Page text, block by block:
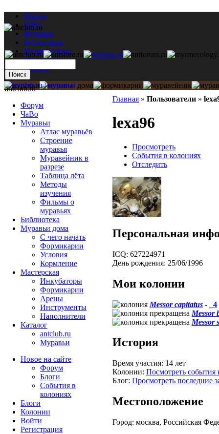
Форум
ЧаВо
Муравьи
Библиотека
Муравьи дома
Мастерская
Каталог
Главная » Пользователи »
lexa96
Просмотреть
События в колониях
Отследить
Персональная
ICQ: 627224971
День рождения: 25/06/1996
Мои колонии
Messor capitatus -
_4
Messor
Messor
История
Время участия: 14 лет
Колонии: Посмотреть события
Блог: Просмотреть последние
Местоположение
Город: москва, Российская
antclub.ru
Форум
ЧаВо
Муравьи
Атлас муравьёв
Строение
муравья
Муравейник в
разрезе
Таблица лёта
Методы
изучения
Фильмы о
муравьях
Библиотека
Муравьи дома
С чего начать
Формикарии
Условия
Кормление
Мастерская
Инкубаторы
Формикарии
Арены
Инструменты
Наполнители
Каталог
antclub.ru
Муравьи
Новое на сайте
Форум
Блоги
События в
колониях
Блоги
Колонии
Войти
Peгиcтpaция